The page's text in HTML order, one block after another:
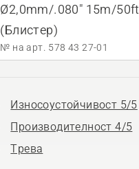
Ø2,0mm/.080" 15m/50ft
(Блистер)
№ на арт. 578 43 27‑01
Износоустойчивост 5/5
Производителност 4/5
Трева